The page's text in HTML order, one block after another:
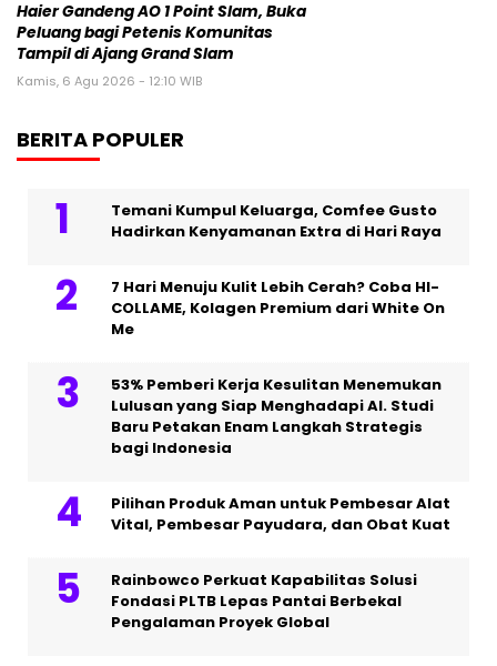
Haier Gandeng AO 1 Point Slam, Buka
Peluang bagi Petenis Komunitas
Tampil di Ajang Grand Slam
Kamis, 6 Agu 2026 - 12:10 WIB
BERITA POPULER
Temani Kumpul Keluarga, Comfee Gusto
Hadirkan Kenyamanan Extra di Hari Raya
7 Hari Menuju Kulit Lebih Cerah? Coba HI-
COLLAME, Kolagen Premium dari White On
Me
53% Pemberi Kerja Kesulitan Menemukan
Lulusan yang Siap Menghadapi AI. Studi
Baru Petakan Enam Langkah Strategis
bagi Indonesia
Pilihan Produk Aman untuk Pembesar Alat
Vital, Pembesar Payudara, dan Obat Kuat
Rainbowco Perkuat Kapabilitas Solusi
Fondasi PLTB Lepas Pantai Berbekal
Pengalaman Proyek Global